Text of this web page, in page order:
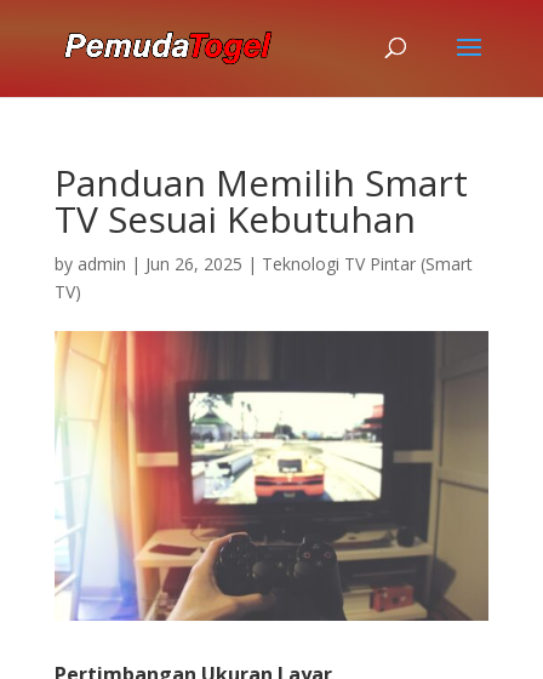
Panduan Memilih Smart
TV Sesuai Kebutuhan
by admin | Jun 26, 2025 | Teknologi TV Pintar (Smart
TV)